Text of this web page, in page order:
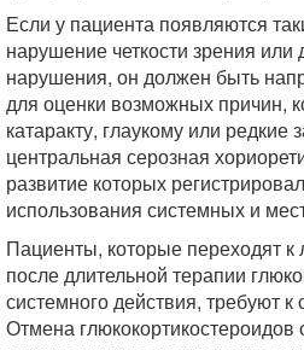
Если у пациента появляются
нарушение четкости зрения или
нарушения, он должен быть
для оценки возможных причин,
катаракту, глаукому или редкие
центральная серозная
развитие которых
использования системных и
Пациенты, которые переходят
после длительной терапии
системного действия, требуют
Отмена глюкокортикостероидов